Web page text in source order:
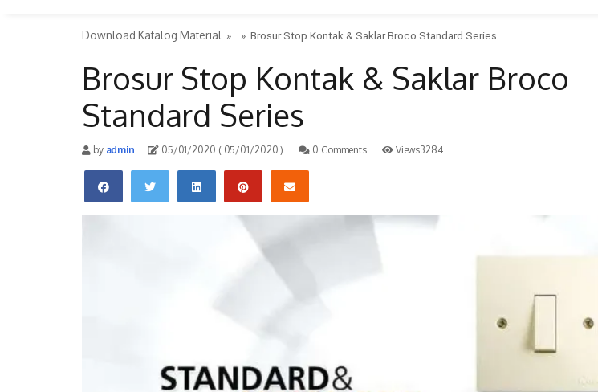
Download Katalog Material » » Brosur Stop Kontak & Saklar Broco Standard Series
Brosur Stop Kontak & Saklar Broco
Standard Series
byadmin 05/01/2020 ( 05/01/2020 ) 0 Comments Views3284
Facebook Pinterest Email